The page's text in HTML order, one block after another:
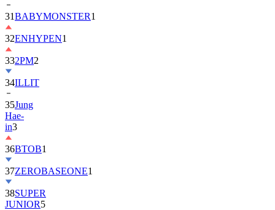
32ENHYPEN1
332PM2
34ILLIT
35Jung
Hae-
in3
36BTOB
37ZEROBASEONE
38SUPER
JUNIOR
39Kim